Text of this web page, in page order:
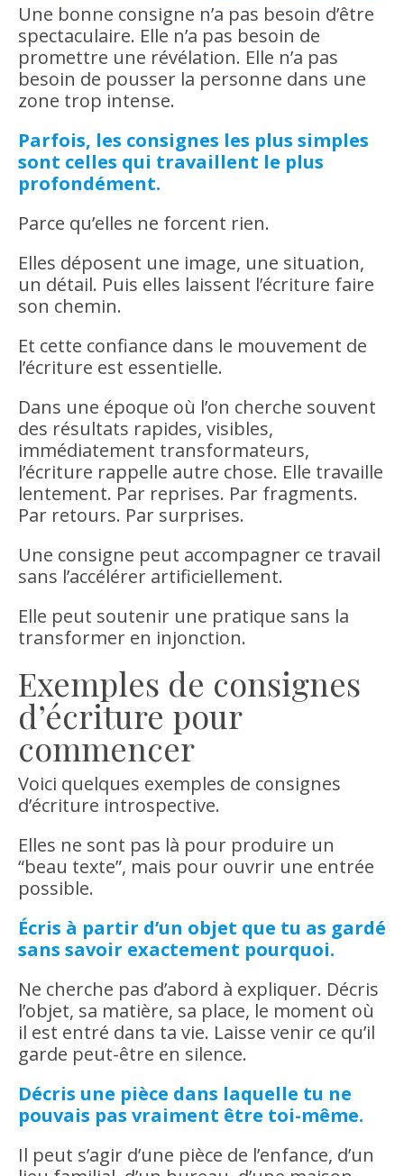
Une bonne consigne n’a pas besoin d’être
spectaculaire. Elle n’a pas besoin de
promettre une révélation. Elle n’a pas
besoin de pousser la personne dans une
zone trop intense.
Parfois, les consignes les plus simples
sont celles qui travaillent le plus
profondément.
Parce qu’elles ne forcent rien.
Elles déposent une image, une situation,
un détail. Puis elles laissent l’écriture faire
son chemin.
Et cette confiance dans le mouvement de
l’écriture est essentielle.
Dans une époque où l’on cherche souvent
des résultats rapides, visibles,
immédiatement transformateurs,
l’écriture rappelle autre chose. Elle travaille
lentement. Par reprises. Par fragments.
Par retours. Par surprises.
Une consigne peut accompagner ce travail
sans l’accélérer artificiellement.
Elle peut soutenir une pratique sans la
transformer en injonction.
Exemples de consignes
d’écriture pour
commencer
Voici quelques exemples de consignes
d’écriture introspective.
Elles ne sont pas là pour produire un
“beau texte”, mais pour ouvrir une entrée
possible.
Écris à partir d’un objet que tu as gardé
sans savoir exactement pourquoi.
Ne cherche pas d’abord à expliquer. Décris
l’objet, sa matière, sa place, le moment où
il est entré dans ta vie. Laisse venir ce qu’il
garde peut-être en silence.
Décris une pièce dans laquelle tu ne
pouvais pas vraiment être toi-même.
Il peut s’agir d’une pièce de l’enfance, d’un